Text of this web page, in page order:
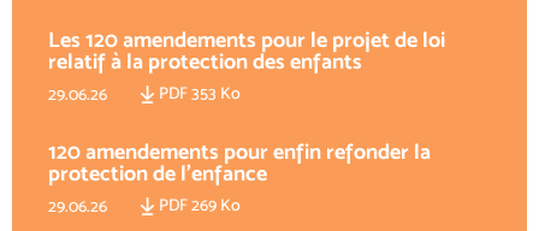
Les 120 amendements pour le projet de loi
relatif à la protection des enfants
29.06.26 PDF 353 Ko
120 amendements pour enfin refonder la
protection de l'enfance
29.06.26 PDF 269 Ko